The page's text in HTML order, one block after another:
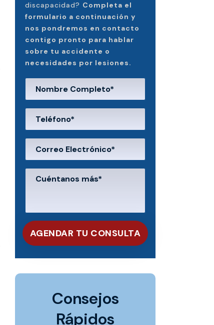
discapacidad? Completa el
formulario a continuación y
nos pondremos en contacto
contigo pronto para hablar
sobre tu accidente o
necesidades por lesiones.
Consejos
Rápidos